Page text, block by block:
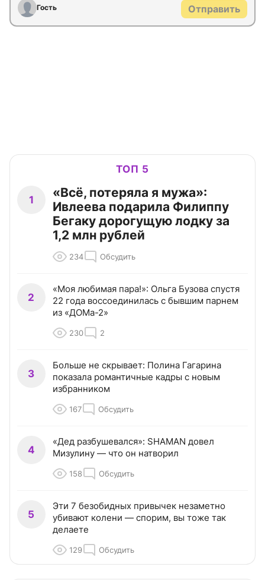
Гость Отправить
ТОП 5
1
«Всё, потеряла я мужа»:
Ивлеева подарила Филиппу
Бегаку дорогущую лодку за
1,2 млн рублей
234 Обсудить
2
«Моя любимая пара!»: Ольга Бузова спустя
22 года воссоединилась с бывшим парнем
из «ДОМа-2»
230 2
3
Больше не скрывает: Полина Гагарина
показала романтичные кадры с новым
избранником
167 Обсудить
4
«Дед разбушевался»: SHAMAN довел
Мизулину — что он натворил
158 Обсудить
5
Эти 7 безобидных привычек незаметно
убивают колени — спорим, вы тоже так
делаете
129 Обсудить